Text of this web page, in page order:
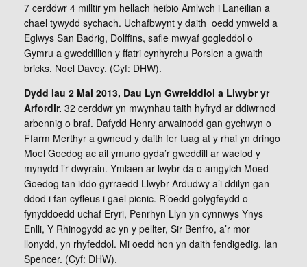
7 cerddwr 4 milltir ym hellach heibio Amlwch i Laneilian a
chael tywydd sychach. Uchafbwynt y daith oedd ymweld a
Eglwys San Badrig, Dolffins, safle mwyaf gogleddol o
Gymru a gweddillion y ffatri cynhyrchu Porslen a gwaith
bricks. Noel Davey. (Cyf: DHW).
Dydd Iau 2 Mai 2013, Dau Lyn Gwreiddiol a Llwybr yr
Arfordir. 32 cerddwr yn mwynhau taith hyfryd ar ddiwrnod
arbennig o braf. Dafydd Henry arwainodd gan gychwyn o
Ffarm Merthyr a gwneud y daith fer tuag at y rhai yn dringo
Moel Goedog ac ail ymuno gyda’r gweddill ar waelod y
mynydd i’r dwyrain. Ymlaen ar lwybr da o amgylch Moed
Goedog tan iddo gyrraedd Llwybr Ardudwy a’i ddilyn gan
ddod i fan cyfleus i gael picnic. R’oedd golygfeydd o
fynyddoedd uchaf Eryri, Penrhyn Llyn yn cynnwys Ynys
Enlli, Y Rhinogydd ac yn y pellter, Sir Benfro, a’r mor
llonydd, yn rhyfeddol. Mi oedd hon yn daith fendigedig. Ian
Spencer. (Cyf: DHW).